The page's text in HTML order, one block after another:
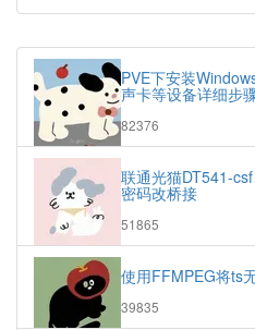
PVE下安装
声卡等设备详细步
浏
次
数:
82376
联通光猫DT541-
密码改桥接
浏
次
数:
51865
使用FFMPEG将ts
浏
39835